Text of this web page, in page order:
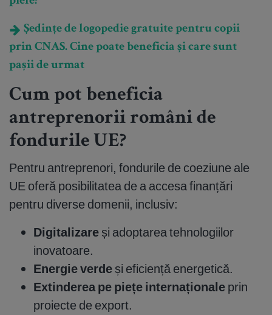
Ședințe de logopedie gratuite pentru copii
prin CNAS. Cine poate beneficia și care sunt
pașii de urmat
Cum pot beneficia
antreprenorii români de
fondurile UE?
Pentru antreprenori, fondurile de coeziune ale
UE oferă posibilitatea de a accesa finanțări
pentru diverse domenii, inclusiv:
Digitalizare și adoptarea tehnologiilor
inovatoare.
Energie verde și eficiență energetică.
Extinderea pe piețe internaționale prin
proiecte de export.